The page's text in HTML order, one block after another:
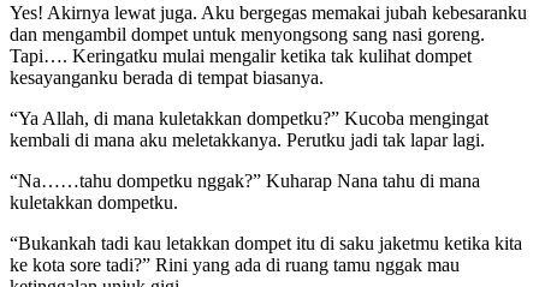
Yes! Akirnya lewat juga. Aku bergegas memakai jubah kebesaranku
dan mengambil dompet untuk menyongsong sang nasi goreng.
Tapi…. Keringatku mulai mengalir ketika tak kulihat dompet
kesayanganku berada di tempat biasanya.
“Ya Allah, di mana kuletakkan dompetku?” Kucoba mengingat
kembali di mana aku meletakkanya. Perutku jadi tak lapar lagi.
“Na……tahu dompetku nggak?” Kuharap Nana tahu di mana
kuletakkan dompetku.
“Bukankah tadi kau letakkan dompet itu di saku jaketmu ketika kita
ke kota sore tadi?” Rini yang ada di ruang tamu nggak mau